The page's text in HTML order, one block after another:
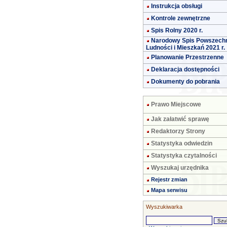
Instrukcja obsługi
Kontrole zewnętrzne
Spis Rolny 2020 r.
Narodowy Spis
Ludności i Mieszkań 2021 r.
Planowanie Przestrzenne
Deklaracja dostępności
Dokumenty do pobrania
Prawo Miejscowe
Jak załatwić sprawę
Redaktorzy Strony
Statystyka odwiedzin
Statystyka czytalności
Wyszukaj urzędnika
Rejestr zmian
Mapa serwisu
Wyszukiwarka